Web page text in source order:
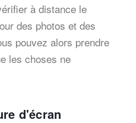
à distance le
des photos et des
pouvez alors prendre
les choses ne
d'écran